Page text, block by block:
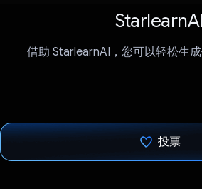
StarlearnAI
借助 StarlearnAI，您可以轻松生成
投票